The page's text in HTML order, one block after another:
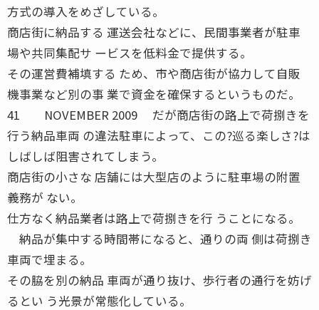
方式の導入をめざしている。
商店街に納品する 運送会社などに、民間事業者が駐車
場や共同集配サ ービスを低料金で提供する。
その運営費補填する ため、市や商店街が協力して自販
機事業など別の事 業で資金を確保するというものだ。
41 NOVEMBER 2009 だが商店街の路上で荷捌きを
行う納品車両 の違法駐車によって、この?巡る楽しさ?は
しばしば阻害されてしまう。
商店街の小さな 店舗には大型店のように駐車場の附置
義務が ない。
仕方なく納品業者は路上で荷捌きを行 うことになる。
納品が集中する時間帯になると、通りの両 側は荷捌き
車両で埋まる。
その脇を別の納品 車両が通り抜け、歩行者の通行を妨げ
るとい う光景が常態化している。